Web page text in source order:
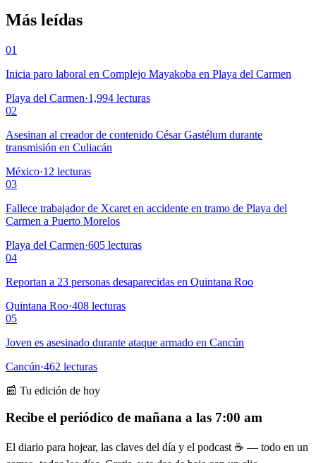
Más leídas
01
Inicia paro laboral en Complejo Mayakoba en Playa del Carmen
Playa del Carmen·1,994 lecturas
02
Asesinan al creador de contenido César Gastélum durante
transmisión en Culiacán
México·12 lecturas
03
Fallece trabajador de Xcaret en accidente en tramo de Playa del
Carmen a Puerto Morelos
Playa del Carmen·605 lecturas
04
Reportan a 23 personas desaparecidas en Quintana Roo
Quintana Roo·408 lecturas
05
Joven es asesinado durante ataque armado en Cancún
Cancún·462 lecturas
📰 Tu edición de hoy
Recibe el periódico de mañana a las 7:00 am
El diario para hojear, las claves del día y el podcast ☕ — todo en un